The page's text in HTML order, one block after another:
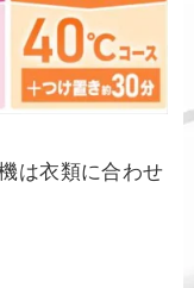
は衣類に合わせ